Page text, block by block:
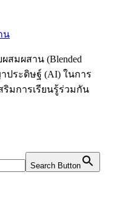
มผสาน (Blended
ประดิษฐ์ (AI) ในการ
ริมการเรียนรู้ร่วมกัน
Search Button